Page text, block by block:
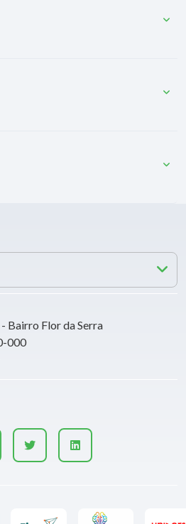
Bairro Flor da Serra
000